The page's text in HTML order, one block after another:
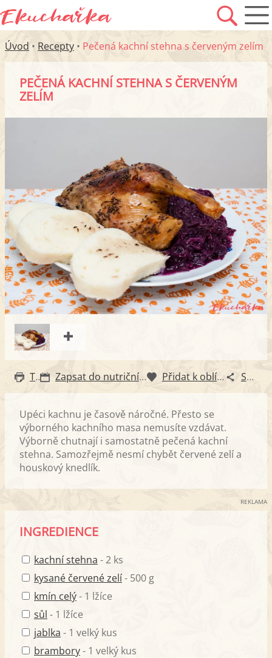
Úvod • Recepty • Pečená kachní stehna s červeným zelím
PEČENÁ KACHNÍ STEHNA S ČERVENÝM
ZELÍM
Tisk Zapsat do nutričního diáře Přidat k oblíbeným Sdílet
Upéci kachnu je časově náročné. Přesto se
výborného kachního masa nemusíte vzdávat.
Výborně chutnají i samostatně pečená kachní
stehna. Samozřejmě nesmí chybět červené zelí a
houskový knedlík.
REKLAMA
INGREDIENCE
kachní stehna - 2 ks
kysané červené zelí- 500 g
kmín celý- 1 lžíce
sůl - 1 lžíce
jablka - 1 velký kus
brambory- 1 velký kus